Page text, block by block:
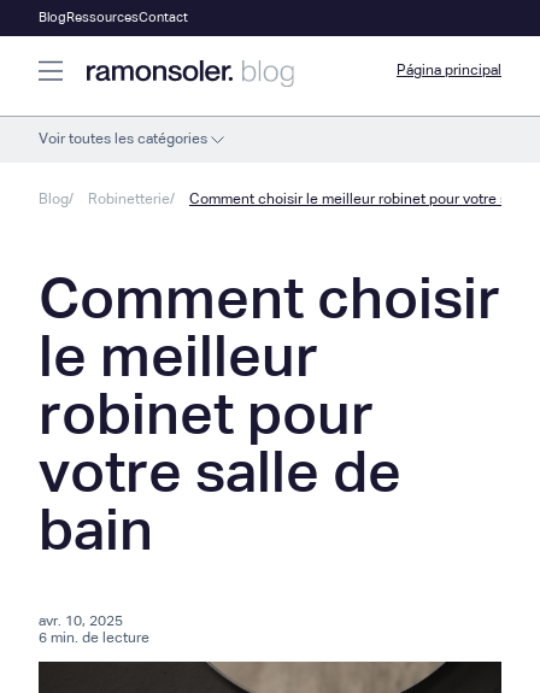
Blog RessourcesContact
Página principal
Voir toutes les catégories
Blog Robinetterie Comment choisir le meilleur robinet pour votre salle
Comment choisir
le meilleur
robinet pour
votre salle de
bain
avr. 10, 2025
6 min. de lecture